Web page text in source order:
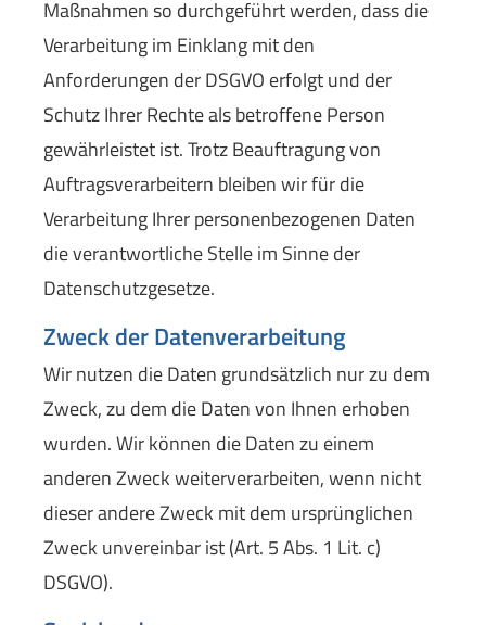
Maßnahmen so durchgeführt werden, dass die
Verarbeitung im Einklang mit den
Anforderungen der DSGVO erfolgt und der
Schutz Ihrer Rechte als betroffene Person
gewährleistet ist. Trotz Beauftragung von
Auftragsverarbeitern bleiben wir für die
Verarbeitung Ihrer personenbezogenen Daten
die verantwortliche Stelle im Sinne der
Datenschutzgesetze.
Zweck der Datenverarbeitung
Wir nutzen die Daten grundsätzlich nur zu dem
Zweck, zu dem die Daten von Ihnen erhoben
wurden. Wir können die Daten zu einem
anderen Zweck weiterverarbeiten, wenn nicht
dieser andere Zweck mit dem ursprünglichen
Zweck unvereinbar ist (Art. 5 Abs. 1 Lit. c)
DSGVO).